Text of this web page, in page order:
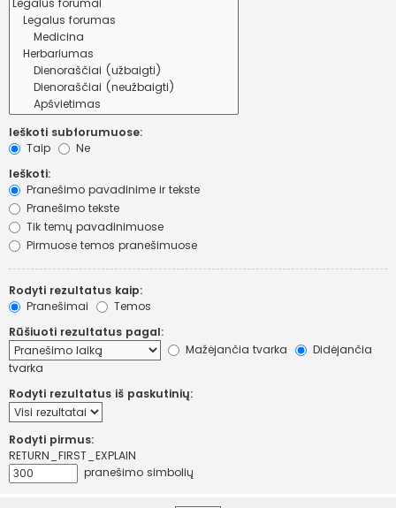
Ieškoti subforumuose:
Taip
Ne
Ieškoti:
Pranešimo pavadinime ir tekste
Pranešimo tekste
Tik temų pavadinimuose
Pirmuose temos pranešimuose
Rodyti rezultatus kaip:
Pranešimai
Temos
Rūšiuoti rezultatus pagal:
Mažėjančia tvarka
Didėjančia
tvarka
Rodyti rezultatus iš paskutinių:
Rodyti pirmus:
RETURN_FIRST_EXPLAIN
pranešimo simbolių